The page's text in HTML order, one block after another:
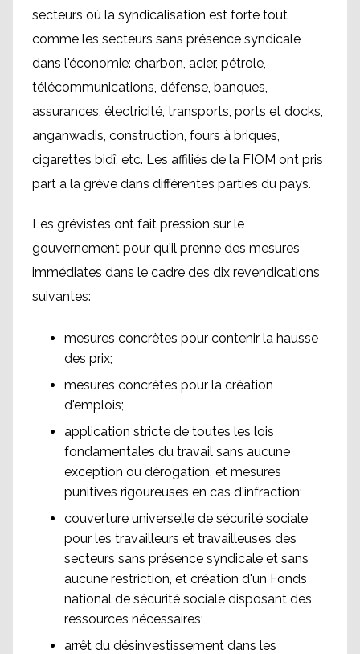
secteurs où la syndicalisation est forte tout
comme les secteurs sans présence syndicale
dans l'économie: charbon, acier, pétrole,
télécommunications, défense, banques,
assurances, électricité, transports, ports et docks,
anganwadis, construction, fours à briques,
cigarettes bidî, etc. Les affiliés de la FIOM ont pris
part à la grève dans différentes parties du pays.
Les grévistes ont fait pression sur le
gouvernement pour qu'il prenne des mesures
immédiates dans le cadre des dix revendications
suivantes:
mesures concrètes pour contenir la hausse
des prix;
mesures concrètes pour la création
d'emplois;
application stricte de toutes les lois
fondamentales du travail sans aucune
exception ou dérogation, et mesures
punitives rigoureuses en cas d'infraction;
couverture universelle de sécurité sociale
pour les travailleurs et travailleuses des
secteurs sans présence syndicale et sans
aucune restriction, et création d'un Fonds
national de sécurité sociale disposant des
ressources nécessaires;
arrêt du désinvestissement dans les